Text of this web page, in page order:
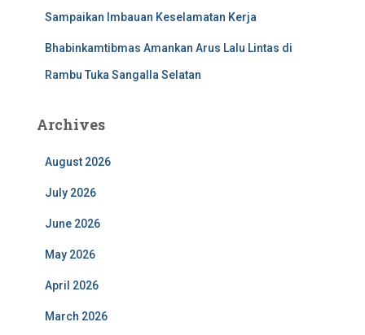
Sampaikan Imbauan Keselamatan Kerja
Bhabinkamtibmas Amankan Arus Lalu Lintas di
Rambu Tuka Sangalla Selatan
Archives
August 2026
July 2026
June 2026
May 2026
April 2026
March 2026